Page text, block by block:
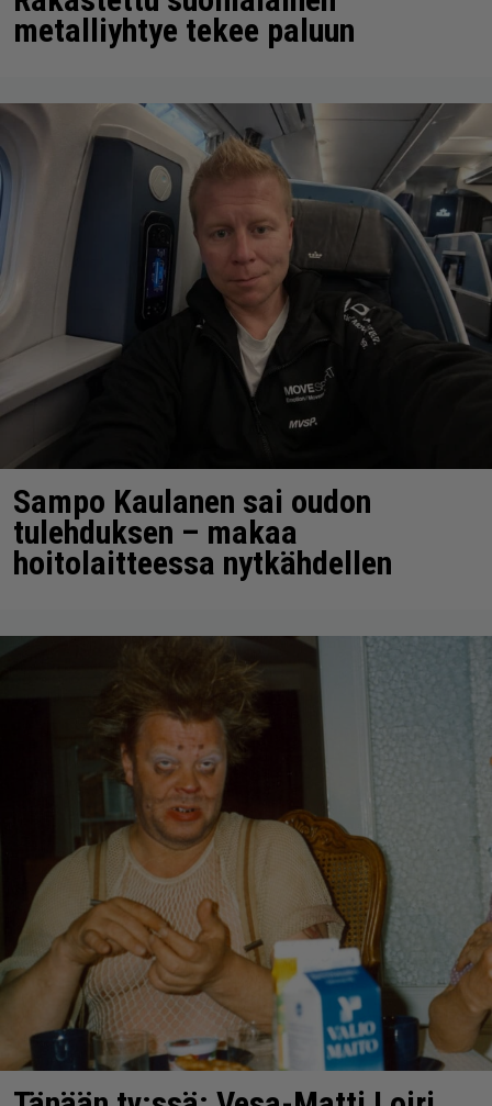
metalliyhtye tekee paluun
Sampo Kaulanen sai oudon
tulehduksen – makaa
hoitolaitteessa nytkähdellen